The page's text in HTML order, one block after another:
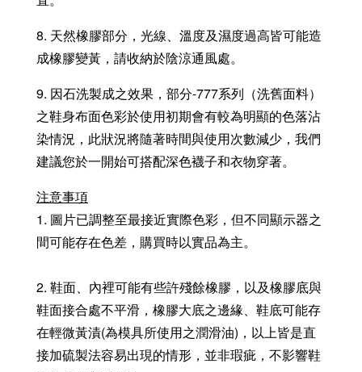
8. 天然橡膠部分，光線、溫度及濕度過高皆可能造
成橡膠變黃，請收納於陰涼通風處。
9. 因石洗製成之效果，部分-777系列（洗舊面料）
之鞋身布面色彩於使用初期會有較為明顯的色落沾
染情況，此狀況將隨著時間與使用次數減少，我們
建議您於一開始可搭配深色襪子和衣物穿著。
注意事項
1. 圖片已調整至最接近實際色彩，但不同顯示器之
間可能存在色差，購買時以實品為主。
2. 鞋面、內裡可能有些許殘餘橡膠，以及橡膠底與
鞋面接合處不平滑，橡膠大底之邊緣、鞋底可能存
在輕微黃漬(為模具所使用之潤滑油)，以上皆是直
接加硫製法容易出現的情形，並非瑕疵，不影響鞋